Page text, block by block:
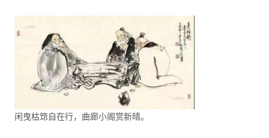
闲曳枯筇自在行，曲廊小阁赏新晴。